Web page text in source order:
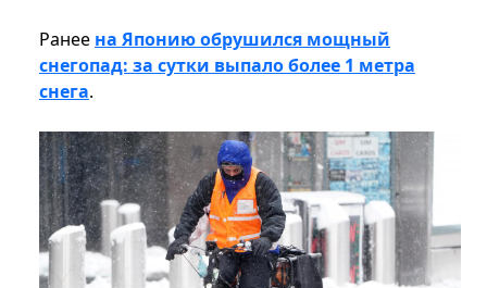
Ранее на Японию обрушился мощный
снегопад: за сутки выпало более 1 метра
снега.